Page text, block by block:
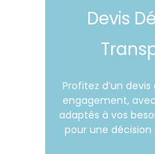
Devis
Profitez d’un
engagement,
adaptés à vos
pour une